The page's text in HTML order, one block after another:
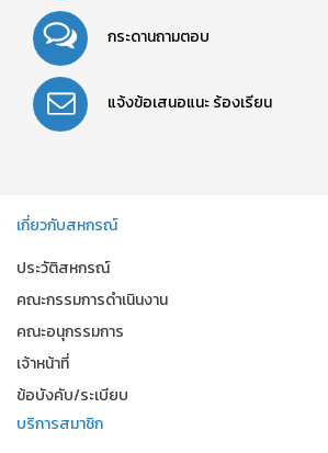
กระดานถามตอบ
แจ้งข้อเสนอแนะร้องเรียน
เกี่ยวกับสหกรณ์
ประวัติสหกรณ์
คณะกรรมการดำเนินงาน
คณะอนุกรรมการ
เจ้าหน้าที่
ข้อบังคับ/ระเบียบ
บริการสมาชิก